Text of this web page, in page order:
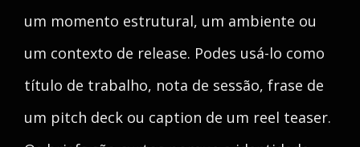
um momento estrutural, um ambiente ou
um contexto de release. Podes usá-lo como
título de trabalho, nota de sessão, frase de
um pitch deck ou caption de um reel teaser.